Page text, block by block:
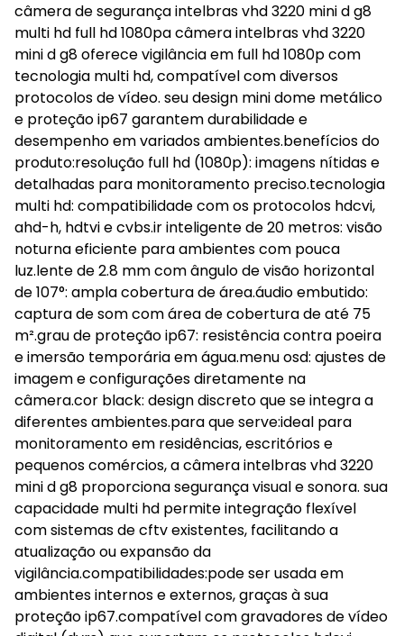
câmera de segurança intelbras vhd 3220 mini d g8
multi hd full hd 1080pa câmera intelbras vhd 3220
mini d g8 oferece vigilância em full hd 1080p com
tecnologia multi hd, compatível com diversos
protocolos de vídeo. seu design mini dome metálico
e proteção ip67 garantem durabilidade e
desempenho em variados ambientes.benefícios do
produto:resolução full hd (1080p): imagens nítidas e
detalhadas para monitoramento preciso.tecnologia
multi hd: compatibilidade com os protocolos hdcvi,
ahd-h, hdtvi e cvbs.ir inteligente de 20 metros: visão
noturna eficiente para ambientes com pouca
luz.lente de 2.8 mm com ângulo de visão horizontal
de 107°: ampla cobertura de área.áudio embutido:
captura de som com área de cobertura de até 75
m².grau de proteção ip67: resistência contra poeira
e imersão temporária em água.menu osd: ajustes de
imagem e configurações diretamente na
câmera.cor black: design discreto que se integra a
diferentes ambientes.para que serve:ideal para
monitoramento em residências, escritórios e
pequenos comércios, a câmera intelbras vhd 3220
mini d g8 proporciona segurança visual e sonora. sua
capacidade multi hd permite integração flexível
com sistemas de cftv existentes, facilitando a
atualização ou expansão da
vigilância.compatibilidades:pode ser usada em
ambientes internos e externos, graças à sua
proteção ip67.compatível com gravadores de vídeo